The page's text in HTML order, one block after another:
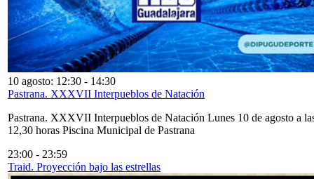
10 agosto: 12:30 - 14:30
Pastrana. XXXVII Interpueblos de Natación
Pastrana. XXXVII Interpueblos de Natación Lunes 10 de agosto a
12,30 horas Piscina Municipal de Pastrana
23:00 - 23:59
Traid. Proyección bajo las estrellas